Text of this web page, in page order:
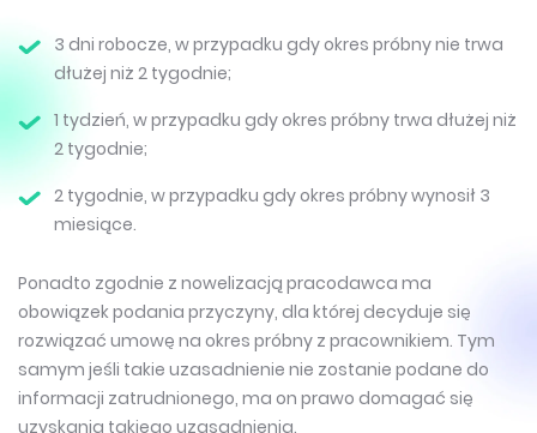
3 dni robocze, w przypadku gdy okres próbny nie trwa
dłużej niż 2 tygodnie;
1 tydzień, w przypadku gdy okres próbny trwa dłużej niż
2 tygodnie;
2 tygodnie, w przypadku gdy okres próbny wynosił 3
miesiące.
Ponadto zgodnie z nowelizacją pracodawca ma
obowiązek podania przyczyny, dla której decyduje się
rozwiązać umowę na okres próbny z pracownikiem. Tym
samym jeśli takie uzasadnienie nie zostanie podane do
informacji zatrudnionego, ma on prawo domagać się
uzyskania takiego uzasadnienia.